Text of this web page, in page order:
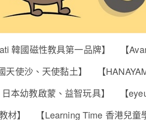
韓國磁性教具第一品牌】
【
天使沙、天使黏土】
【
日本幼教啟蒙、益智玩具】
【
】
【Learning Time 香港兒童